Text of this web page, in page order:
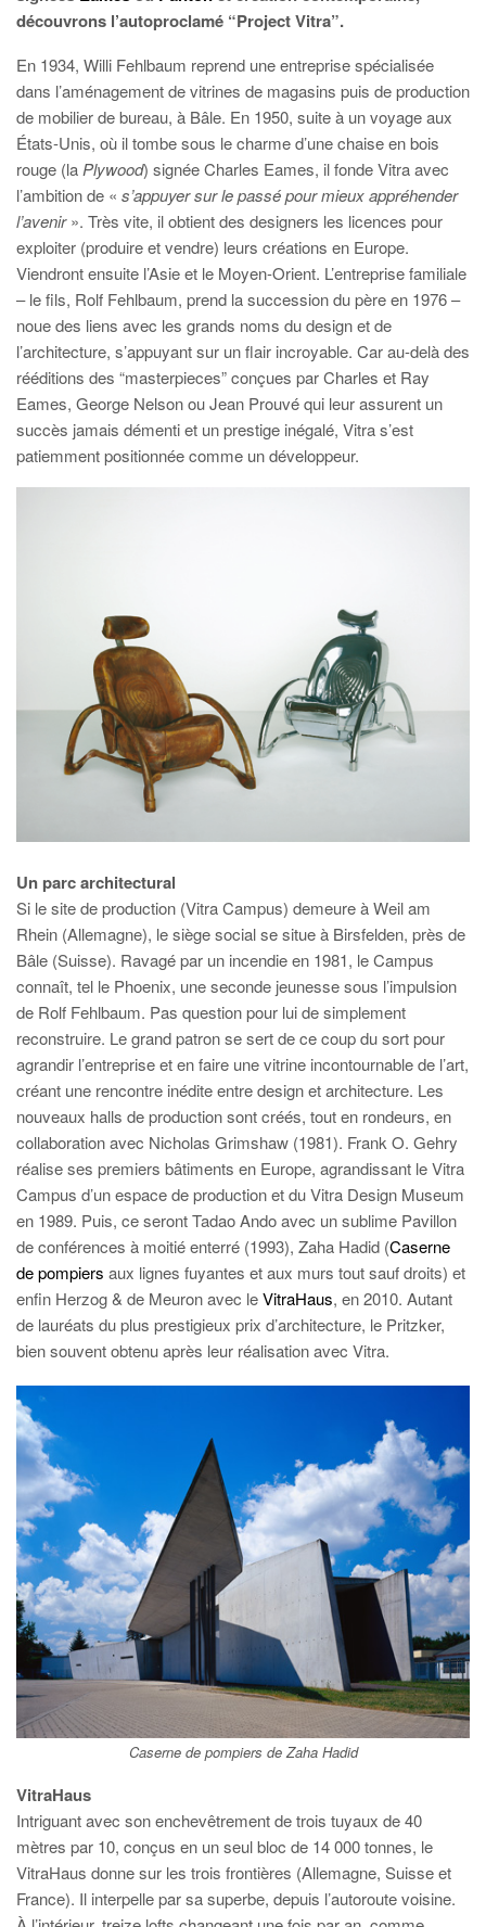
découvrons l’autoproclamé “Project Vitra”.
En 1934, Willi Fehlbaum reprend une entreprise spécialisée
dans l’aménagement de vitrines de magasins puis de production
de mobilier de bureau, à Bâle. En 1950, suite à un voyage aux
États-Unis, où il tombe sous le charme d’une chaise en bois
rouge (la Plywood) signée Charles Eames, il fonde Vitra avec
l’ambition de « s’appuyer sur le passé pour mieux appréhender
l’avenir». Très vite, il obtient des designers les licences pour
exploiter (produire et vendre) leurs créations en Europe.
Viendront ensuite l’Asie et le Moyen-Orient. L’entreprise familiale
– le fils, Rolf Fehlbaum, prend la succession du père en 1976 –
noue des liens avec les grands noms du design et de
l’architecture, s’appuyant sur un flair incroyable. Car au-delà des
rééditions des “masterpieces” conçues par Charles et Ray
Eames, George Nelson ou Jean Prouvé qui leur assurent un
succès jamais démenti et un prestige inégalé, Vitra s’est
patiemment positionnée comme un développeur.
Un parc architectural
Si le site de production (Vitra Campus) demeure à Weil am
Rhein (Allemagne), le siège social se situe à Birsfelden, près de
Bâle (Suisse). Ravagé par un incendie en 1981, le Campus
connaît, tel le Phoenix, une seconde jeunesse sous l’impulsion
de Rolf Fehlbaum. Pas question pour lui de simplement
reconstruire. Le grand patron se sert de ce coup du sort pour
agrandir l’entreprise et en faire une vitrine incontournable de l’art,
créant une rencontre inédite entre design et architecture. Les
nouveaux halls de production sont créés, tout en rondeurs, en
collaboration avec Nicholas Grimshaw (1981). Frank O. Gehry
réalise ses premiers bâtiments en Europe, agrandissant le Vitra
Campus d’un espace de production et du Vitra Design Museum
en 1989. Puis, ce seront Tadao Ando avec un sublime Pavillon
de conférences à moitié enterré (1993), Zaha Hadid (Caserne
de pompiers aux lignes fuyantes et aux murs tout sauf droits) et
enfin Herzog & de Meuron avec leVitraHaus, en 2010. Autant
de lauréats du plus prestigieux prix d’architecture, le Pritzker,
bien souvent obtenu après leur réalisation avec Vitra.
Caserne de pompiers de Zaha Hadid
VitraHaus
Intriguant avec son enchevêtrement de trois tuyaux de 40
mètres par 10, conçus en un seul bloc de 14 000 tonnes, le
VitraHaus donne sur les trois frontières (Allemagne, Suisse et
France). Il interpelle par sa superbe, depuis l’autoroute voisine.